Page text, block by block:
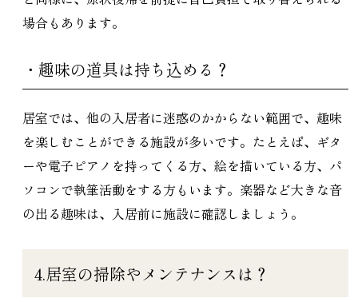
場合もあります。
・趣味の道具は持ち込める？
居室では、他の入居者に迷惑のかからない範囲で、趣味
を楽しむことができる施設が多いです。たとえば、ギタ
ーや電子ピアノを持ってくる方、絵を描いている方、パ
ソコンで執筆活動をする方もいます。楽器など大きな音
の出る趣味は、入居前に施設に確認しましょう。
4.居室の掃除やメンテナンスは？